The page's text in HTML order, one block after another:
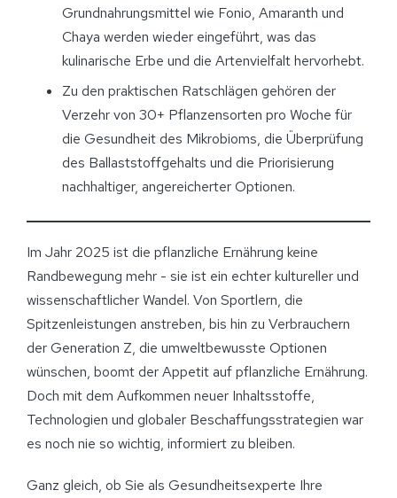
Grundnahrungsmittel wie Fonio, Amaranth und
Chaya werden wieder eingeführt, was das
kulinarische Erbe und die Artenvielfalt hervorhebt.
Zu den praktischen Ratschlägen gehören der
Verzehr von 30+ Pflanzensorten pro Woche für
die Gesundheit des Mikrobioms, die Überprüfung
des Ballaststoffgehalts und die Priorisierung
nachhaltiger, angereicherter Optionen.
Im Jahr 2025 ist die pflanzliche Ernährung keine
Randbewegung mehr - sie ist ein echter kultureller und
wissenschaftlicher Wandel. Von Sportlern, die
Spitzenleistungen anstreben, bis hin zu Verbrauchern
der Generation Z, die umweltbewusste Optionen
wünschen, boomt der Appetit auf pflanzliche Ernährung.
Doch mit dem Aufkommen neuer Inhaltsstoffe,
Technologien und globaler Beschaffungsstrategien war
es noch nie so wichtig, informiert zu bleiben.
Ganz gleich, ob Sie als Gesundheitsexperte Ihre